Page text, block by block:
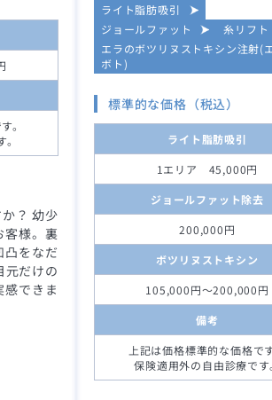
。
？ 幼少
様。裏
をなだ
元だけの
できま
ライト脂肪吸引
ジョールファット
糸リフト
エラのボツリヌストキシン注射(
ボト)
標準的な価格（税込）
ライト脂肪吸引
1エリア 45,000円
ジョールファット除去
200,000円
ボツリヌストキシン
105,000円～200,000円
備考
上記は価格標準的な価格です
保険適用外の自由診療です